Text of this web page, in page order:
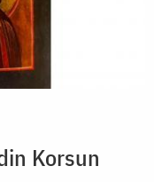
Korsun